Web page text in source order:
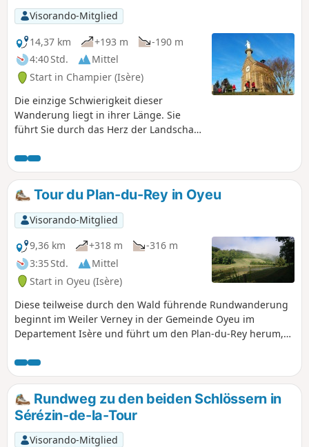
Visorando-Mitglied
14,37 km
+193 m
-190 m
4:40 Std.
Mittel
Start in Champier (Isère)
Die einzige Schwierigkeit dieser
Wanderung liegt in ihrer Länge. Sie
führt Sie durch das Herz der Landschaft
Ihnen Ausblicke auf die umliegenden
Gipfel: Chartreuse, Vercors, Monts du
Pilat, Monts du Lyonnais. Die beiden V
stehen für die Orte Vernondière und
Vernay.
Tour du Plan-du-Rey in Oyeu
Visorando-Mitglied
9,36 km
+318 m
-316 m
3:35 Std.
Mittel
Start in Oyeu (Isère)
Diese teilweise durch den Wald führende Rundwanderung
beginnt im Weiler Verney in der Gemeinde Oyeu im
Departement Isère und führt um den Plan-du-Rey herum,
Rundweg zu den beiden Schlössern in
Sérézin-de-la-Tour
Visorando-Mitglied